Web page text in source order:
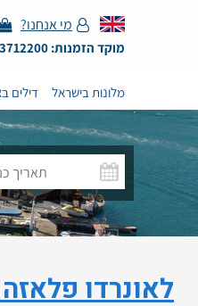
מי אנחנו?
מוקד הזמנות: 072-3712200, א'-ה': 19:00-9:00, שישי: 13:00-9:00
מלונות בישראל דילים
לאונרדו